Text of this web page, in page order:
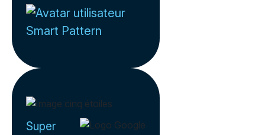
Smart Pattern
Super